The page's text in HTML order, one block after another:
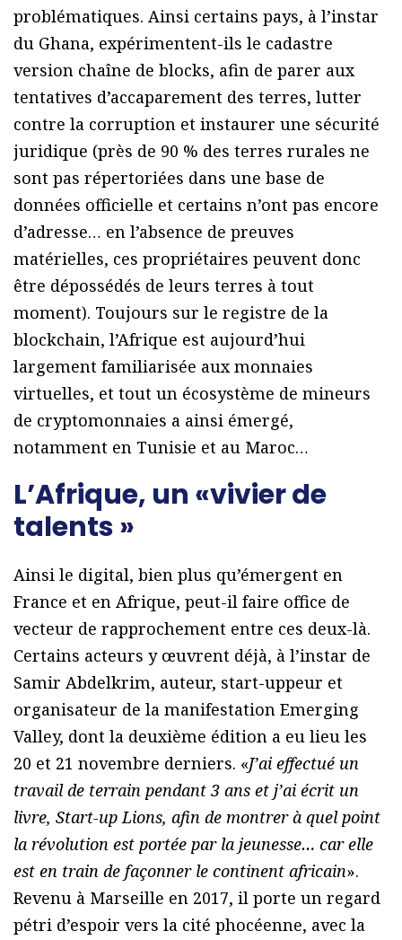
problématiques. Ainsi certains pays, à l’instar
du Ghana, expérimentent-ils le cadastre
version chaîne de blocks, afin de parer aux
tentatives d’accaparement des terres, lutter
contre la corruption et instaurer une sécurité
juridique (près de 90 % des terres rurales ne
sont pas répertoriées dans une base de
données officielle et certains n’ont pas encore
d’adresse… en l’absence de preuves
matérielles, ces propriétaires peuvent donc
être dépossédés de leurs terres à tout
moment). Toujours sur le registre de la
blockchain, l’Afrique est aujourd’hui
largement familiarisée aux monnaies
virtuelles, et tout un écosystème de mineurs
de cryptomonnaies a ainsi émergé,
notamment en Tunisie et au Maroc…
L’Afrique, un «vivier de
talents »
Ainsi le digital, bien plus qu’émergent en
France et en Afrique, peut-il faire office de
vecteur de rapprochement entre ces deux-là.
Certains acteurs y œuvrent déjà, à l’instar de
Samir Abdelkrim, auteur, start-uppeur et
organisateur de la manifestation Emerging
Valley, dont la deuxième édition a eu lieu les
20 et 21 novembre derniers. «J’ai effectué un
travail de terrain pendant 3 ans et j’ai écrit un
livre, Start-up Lions, afin de montrer à quel point
la révolution est portée par la jeunesse… car elle
est en train de façonner le continent africain».
Revenu à Marseille en 2017, il porte un regard
pétri d’espoir vers la cité phocéenne, avec la